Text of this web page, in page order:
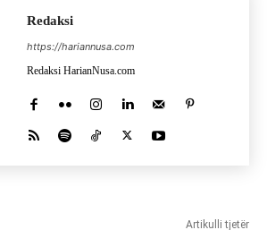
Redaksi
https://hariannusa.com
Redaksi HarianNusa.com
Artikulli tjetër